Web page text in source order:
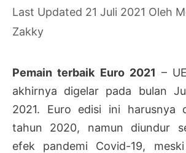
21 Juli 2021 Oleh
Zakky
Pemain terbaik Euro 2021 –
akhirnya digelar pada bulan
2021. Euro edisi ini harusnya
tahun 2020, namun diundur
efek pandemi Covid-19,